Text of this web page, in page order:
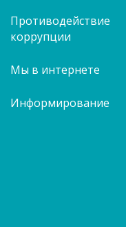
Противодействие
коррупции
Мы в интернете
Информирование